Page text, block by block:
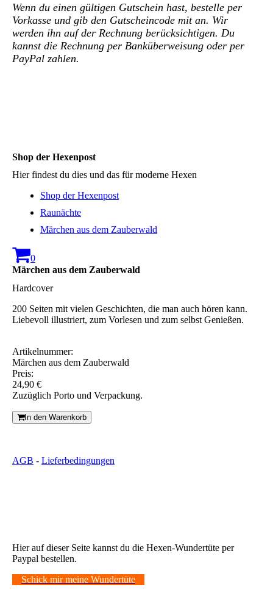
Wenn du einen gültigen Gutschein hast, bestelle per
Vorkasse und gib den Gutscheincode mit an. Wir
werden ihn auf der Rechnung berücksichtigen. Du
kannst die Rechnung per Banküberweisung oder per
PayPal zahlen.
Shop der Hexenpost
Hier findest du dies und das für moderne Hexen
Shop der Hexenpost
Raunächte
Märchen aus dem Zauberwald
0
Märchen aus dem Zauberwald
Hardcover
200 Seiten mit vielen Geschichten, die man auch hören kann.
Liebevoll illustriert, zum Vorlesen und zum selbst Genießen.
Artikelnummer:
Märchen aus dem Zauberwald
Preis:
24,90 €
Zuzüglich Porto und Verpackung.
In den Warenkorb
AGB - Lieferbedingungen
Hier auf dieser Seite kannst du die Hexen-Wundertüte per
Paypal bestellen.
Schick mir meine Wundertüte